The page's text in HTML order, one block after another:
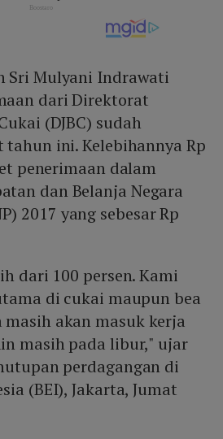
Sri Mulyani Indrawati
dari Direktorat
(DJBC) sudah
ini. Kelebihannya Rp
penerimaan dalam
dan Belanja Negara
2017 yang sebesar Rp
dari 100 persen. Kami
di cukai maupun bea
masih akan masuk kerja
masih pada libur," ujar
perdagangan di
(BEI), Jakarta, Jumat